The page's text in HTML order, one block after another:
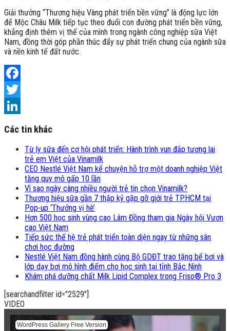
Giải thưởng “Thương hiệu Vàng phát triển bền vững” là động lực lớn
để Mộc Châu Milk tiếp tục theo đuổi con đường phát triển bền vững,
khẳng định thêm vị thế của mình trong ngành công nghiệp sữa Việt
Nam, đồng thời góp phần thúc đẩy sự phát triển chung của ngành sữa
và nền kinh tế đất nước.
Facebook
Twitter
Các tin khác
Từ ly sữa đến cơ hội phát triển: Hành trình vun đắp tương lai
trẻ em Việt của Vinamilk
CEO Nestlé Việt Nam kể chuyện hỗ trợ một doanh nghiệp Việt
tăng quy mô gấp 10 lần
Vì sao ngày càng nhiều người trẻ tin chọn Vinamilk?
Thương hiệu sữa gần 7 thập kỷ gặp gỡ giới trẻ TP.HCM tại
Pop-up ‘Thưởng vị hè’
Hơn 500 học sinh vùng cao Lâm Đồng tham gia Ngày hội Vươn
cao Việt Nam
Tiếp sức thế hệ trẻ phát triển toàn diện ngay từ những sân
chơi học đường
Nestlé Việt Nam đồng hành cùng Bộ GDĐT trao tặng bể bơi và
lớp dạy bơi mô hình điểm cho học sinh tại tỉnh Bắc Ninh
Khám phá dưỡng chất Milk Lipid Complex trong Friso® Pro 3
[searchandfilter id="2529"]
VIDEO
WordPress Gallery Free Version